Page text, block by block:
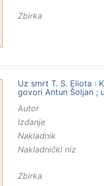
Zbirka
Uz smrt T. S. Eliota :
govori Antun Šoljan ;
Autor
Izdanje
Nakladnik
Nakladnički niz
Zbirka